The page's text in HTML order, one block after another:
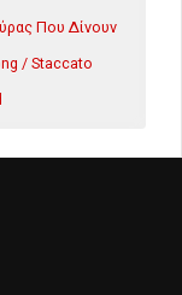
Που Δίνουν
/ Staccato